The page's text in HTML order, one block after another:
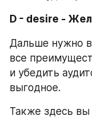
D - desire -
Дальше нужно
все
и убедить
выгодное.
Также здесь